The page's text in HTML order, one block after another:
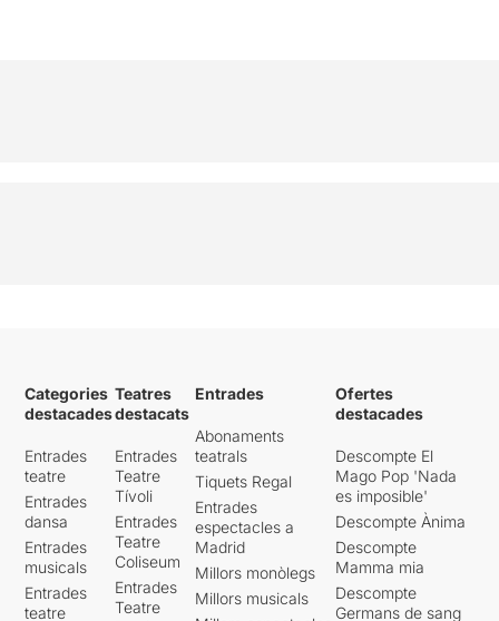
Categories
destacades
Entrades
teatre
Entrades
dansa
Entrades
musicals
Entrades
teatre
Teatres
destacats
Entrades
Teatre
Tívoli
Entrades
Teatre
Coliseum
Entrades
Teatre
Entrades
Abonaments
teatrals
Tiquets Regal
Entrades
espectacles a
Madrid
Millors monòlegs
Millors musicals
Ofertes
destacades
Descompte El
Mago Pop 'Nada
es imposible'
Descompte Ànima
Descompte
Mamma mia
Descompte
Germans de sang